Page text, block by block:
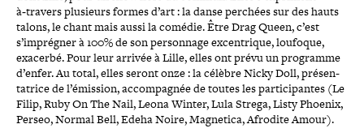
à‑travers plusieurs formes d’art : la danse perchées sur des hauts
talons, le chant mais aussi la comédie. Être Drag Queen, c’est
s’imprégner à 100% de son per­son­nage excen­trique, loufoque,
exacerbé. Pour leur arrivée à Lille, elles ont prévu un programme
d’enfer. Au total, elles seront onze : la célèbre Nicky Doll, pré­sen­
ta­trice de l’émission, accom­pa­gnée de toutes les par­ti­ci­pantes (Le
Filip, Ruby On The Nail, Leona Winter, Lula Strega, Listy Phoenix,
Perseo, Normal Bell, Edeha Noire, Magnetica, Afrodite Amour).